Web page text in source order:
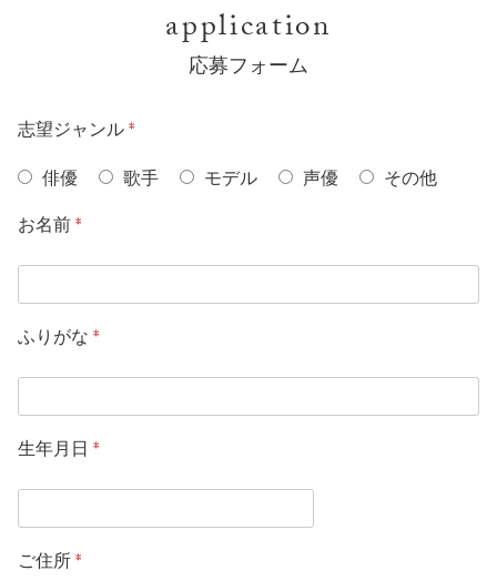
application
応募フォーム
志望ジャンル*
俳優
歌手 モデル 声優
その他
お名前*
ふりがな*
生年月日 *
ご住所*